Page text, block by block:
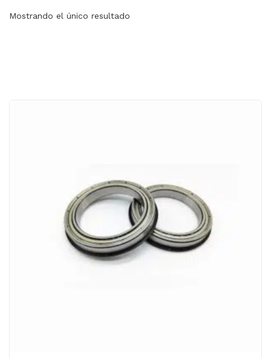
Mostrando el único resultado